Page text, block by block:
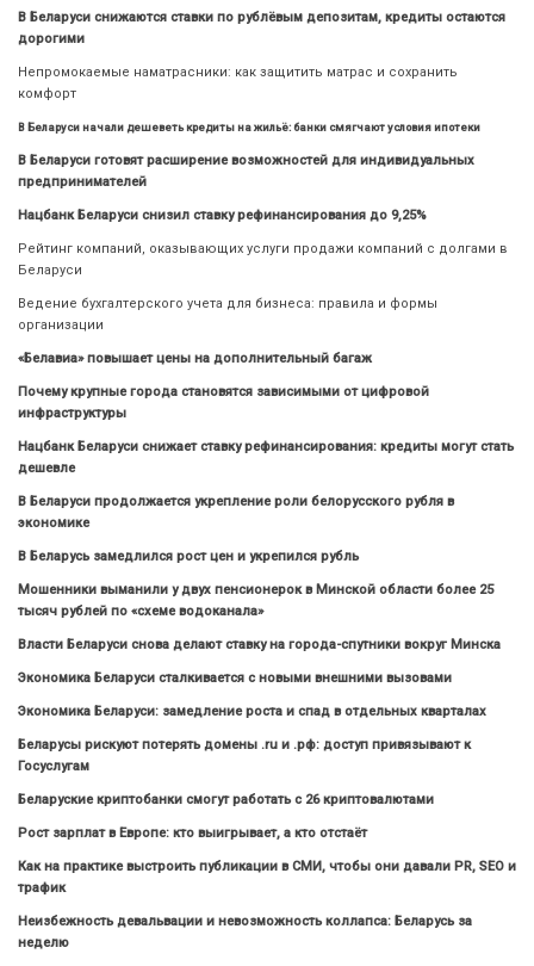
В Беларуси снижаются ставки по рублёвым депозитам, кредиты остаются
дорогими
Непромокаемые наматрасники: как защитить матрас и сохранить
комфорт
В Беларуси начали дешеветь кредиты на жильё: банки смягчают условия ипотеки
В Беларуси готовят расширение возможностей для индивидуальных
предпринимателей
Нацбанк Беларуси снизил ставку рефинансирования до 9,25%
Рейтинг компаний, оказывающих услуги продажи компаний с долгами в
Беларуси
Ведение бухгалтерского учета для бизнеса: правила и формы
организации
«Белавиа» повышает цены на дополнительный багаж
Почему крупные города становятся зависимыми от цифровой
инфраструктуры
Нацбанк Беларуси снижает ставку рефинансирования: кредиты могут стать
дешевле
В Беларуси продолжается укрепление роли белорусского рубля в
экономике
В Беларусь замедлился рост цен и укрепился рубль
Мошенники выманили у двух пенсионерок в Минской области более 25
тысяч рублей по «схеме водоканала»
Власти Беларуси снова делают ставку на города-спутники вокруг Минска
Экономика Беларуси сталкивается с новыми внешними вызовами
Экономика Беларуси: замедление роста и спад в отдельных кварталах
Беларусы рискуют потерять домены .ru и .рф: доступ привязывают к
Госуслугам
Беларуские криптобанки смогут работать с 26 криптовалютами
Рост зарплат в Европе: кто выигрывает, а кто отстаёт
Как на практике выстроить публикации в СМИ, чтобы они давали PR, SEO и
трафик
Неизбежность девальвации и невозможность коллапса: Беларусь за
неделю